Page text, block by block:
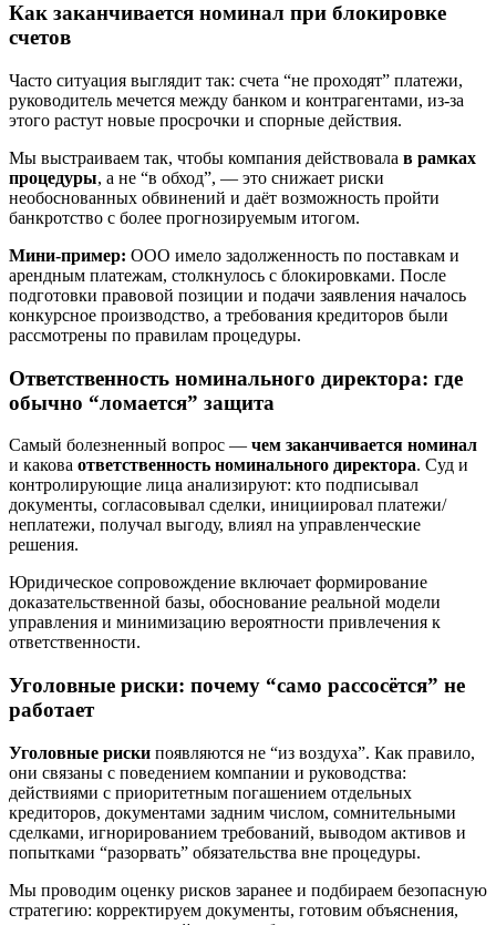
Как заканчивается номинал при блокировке
счетов
Часто ситуация выглядит так: счета “не проходят” платежи,
руководитель мечется между банком и контрагентами, из-за
этого растут новые просрочки и спорные действия.
Мы выстраиваем так, чтобы компания действовала в рамках
процедуры, а не “в обход”, — это снижает риски
необоснованных обвинений и даёт возможность пройти
банкротство с более прогнозируемым итогом.
Мини-пример: ООО имело задолженность по поставкам и
арендным платежам, столкнулось с блокировками. После
подготовки правовой позиции и подачи заявления началось
конкурсное производство, а требования кредиторов были
рассмотрены по правилам процедуры.
Ответственность номинального директора: где
обычно “ломается” защита
Самый болезненный вопрос — чем заканчивается номинал
и какова ответственность номинального директора. Суд и
контролирующие лица анализируют: кто подписывал
документы, согласовывал сделки, инициировал платежи/
неплатежи, получал выгоду, влиял на управленческие
решения.
Юридическое сопровождение включает формирование
доказательственной базы, обоснование реальной модели
управления и минимизацию вероятности привлечения к
ответственности.
Уголовные риски: почему “само рассосётся” не
работает
Уголовные риски появляются не “из воздуха”. Как правило,
они связаны с поведением компании и руководства:
действиями с приоритетным погашением отдельных
кредиторов, документами задним числом, сомнительными
сделками, игнорированием требований, выводом активов и
попытками “разорвать” обязательства вне процедуры.
Мы проводим оценку рисков заранее и подбираем безопасную
стратегию: корректируем документы, готовим объяснения,